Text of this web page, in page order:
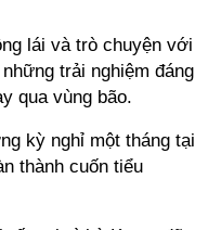
lái và trò chuyện với
trải nghiệm đáng
qua vùng bão.
kỳ nghỉ một tháng tại
thành cuốn tiểu